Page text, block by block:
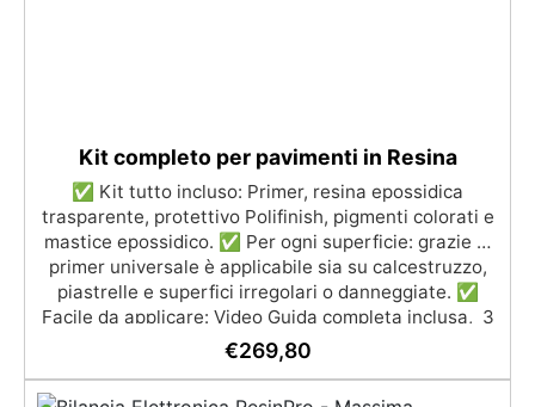
Kit completo per pavimenti in Resina
✅ Kit tutto incluso: Primer, resina epossidica
trasparente, protettivo Polifinish, pigmenti colorati e
mastice epossidico. ✅ Per ogni superficie: grazie al
primer universale è applicabile sia su calcestruzzo,
piastrelle e superfici irregolari o danneggiate. ✅
Facile da applicare: Video Guida completa inclusa, 3
semplici passaggi, dalla preparazione della superficie
alla finitura protettiva antigraffio. ✅ Risultati
professionali: Sistema autolivellante, resistente ai
€269,80